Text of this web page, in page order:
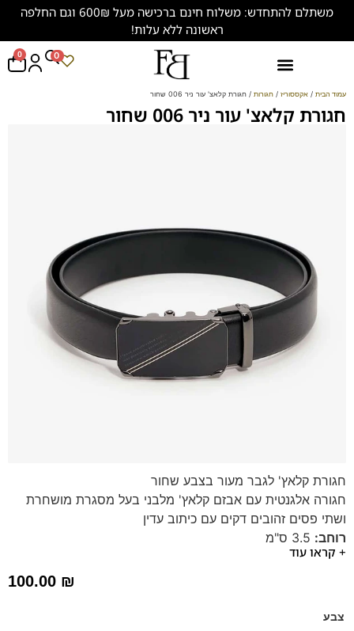
משתלם להתחדש: משלוח חינם ברכישה מעל 600₪ וגם החלפה
ראשונה ללא עלות!
0 0
חגורת קלאץ' לגבר מעור בצבע שחור
חגורה אלגנטית עם אבזם קלאץ' מלבני בעל מסגרת מושחרת
ושתי פסים זהובים דקים עם כיתוב עדין
רוחב:
מידת החגורה:
אין בעיה, פשוט פותחים את האבזם
+ קראו עוד
100.00 ₪
צבע
עמוד הבית / אקססוריז / חגורות / חגורת קלאצ' עור ניר 006 שחור
חגורת קלאצ' עור ניר 006 שחור